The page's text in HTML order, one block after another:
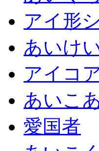
アイ形
あいけ
アイコ
あいこ
愛国者